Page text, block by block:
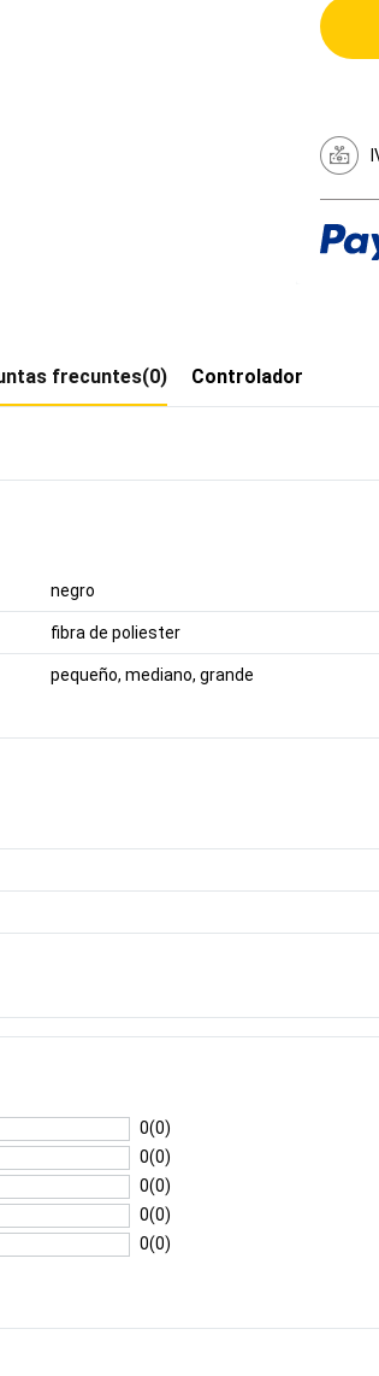
frecuntes(0) Controlador
negro
fibra de poliester
pequeño, mediano, grande
0(0)
0(0)
0(0)
0(0)
0(0)